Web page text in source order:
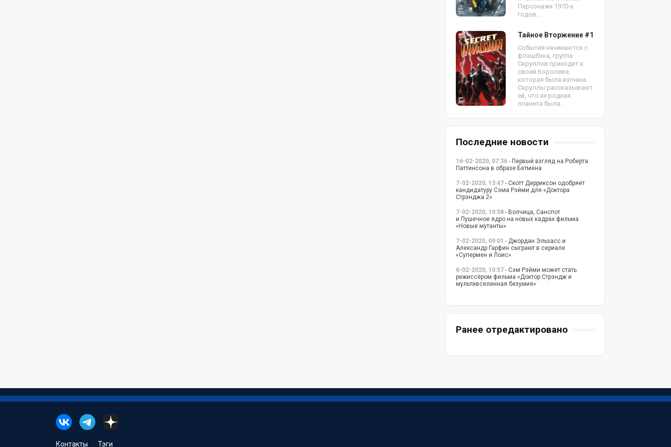
Персонажи 1970-х
годов...
Тайное Вторжение #1
События начинаются с
флэшбэка, группа
Скруллов приходит к
своей Королеве,
которая была изгнана.
Скруллы рассказывают
ей, что их родная
планета была...
Последние новости
16-02-2020, 07:36 - Первый взгляд на Роберта
Паттинсона в образе Бэтмена
7-02-2020, 13:47 - Скотт Дерриксон одобряет
кандидатуру Сэма Рэйми для «Доктора
Стрэнджа 2»
7-02-2020, 10:58 - Волчица, Санспот
и Пушечное ядро на новых кадрах фильма
«Новые мутанты»
7-02-2020, 09:01 - Джордан Эльзасс и
Александр Гарфин сыграют в сериале
«Супермен и Лоис»
6-02-2020, 10:57 - Сэм Рэйми может стать
режиссёром фильма «Доктор Стрэндж и
мультивселенная безумия»
Ранее отредактировано
Контакты Тэги